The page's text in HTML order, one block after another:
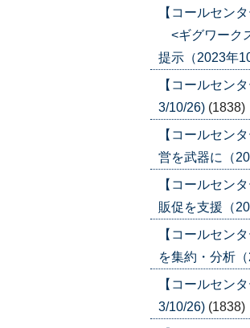
【コールセン
<ギグワーク
提示（2023年
【コールセン
3/10/26) (1838)
【コールセン
営を武器に（
【コールセン
販促を支援（
【コールセン
を集約・分析
【コールセン
3/10/26) (1838)